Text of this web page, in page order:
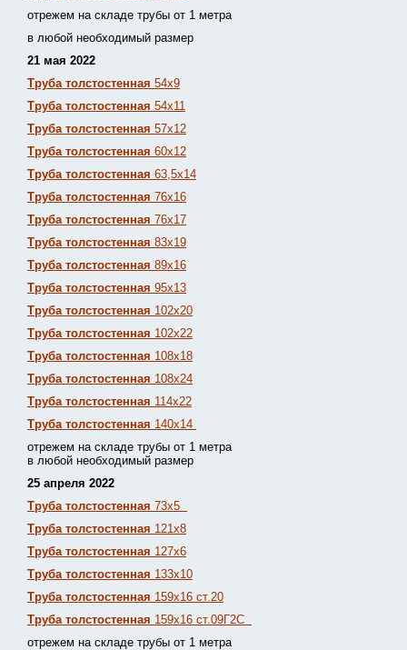
отрежем на складе трубы от 1 метра
в любой необходимый размер
21 мая 2022
Труба толстостенная 54х9
Труба толстостенная 54х11
Труба толстостенная 57х12
Труба толстостенная 60х12
Труба толстостенная 63,5х14
Труба толстостенная 76х16
Труба толстостенная 76х17
Труба толстостенная 83х19
Труба толстостенная 89х16
Труба толстостенная 95х13
Труба толстостенная 102х20
Труба толстостенная 102х22
Труба толстостенная 108х18
Труба толстостенная 108х24
Труба толстостенная 114х22
Труба толстостенная 140х14
отрежем на складе трубы от 1 метра
в любой необходимый размер
25 апреля 2022
Труба толстостенная 73х5
Труба толстостенная 121х8
Труба толстостенная 127х6
Труба толстостенная 133х10
Труба толстостенная 159х16 ст.20
Труба толстостенная 159х16 ст.09Г2С
отрежем на складе трубы от 1 метра